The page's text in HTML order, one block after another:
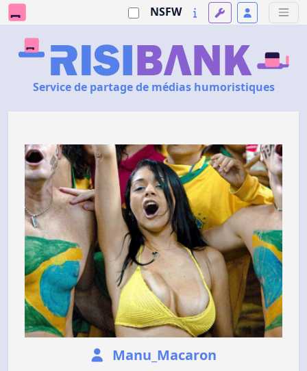
NSFW
Service de partage de médias humoristiques
Manu_Macaron